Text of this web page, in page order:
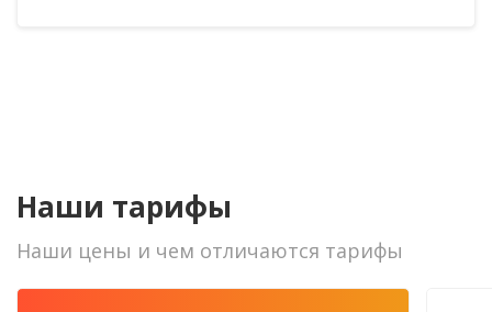
Наши тарифы
Наши цены и чем отличаются тарифы